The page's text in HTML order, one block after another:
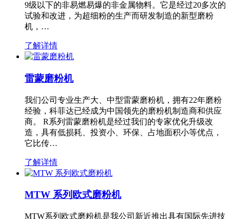
9级以下的非易燃易爆的非金属物料。它是经过20多次的
试验和改进，为超细粉的生产而研发制造的新型磨粉
机，…
了解详情
雷蒙磨粉机
我们公司专业生产大、中型雷蒙磨粉机，拥有22年磨粉
经验，科菲达已经成为中国领先的磨粉机制造商和供应
商。 R系列雷蒙磨粉机是经过我们的专家优化升级改
造，具有低损耗、投资小、环保、占地面积小等优点，
它比传…
了解详情
MTW 系列欧式磨粉机
MTW系列欧式磨粉机是我公司新近推出具有国际先进技